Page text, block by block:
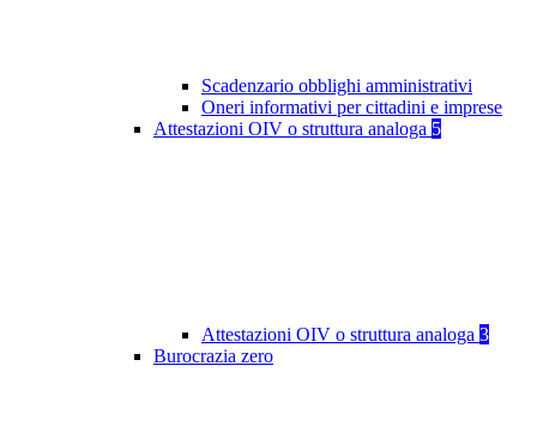
Scadenzario obblighi amministrativi
Oneri informativi per cittadini e imprese
Attestazioni OIV o struttura analoga 5
Attestazioni OIV o struttura analoga 3
Burocrazia zero